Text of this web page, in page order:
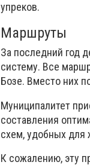
упреков.
Маршруты
За последний год
систему. Все
Бозе. Вместо них
Муниципалитет
составления
схем, удобных для
К сожалению, эту